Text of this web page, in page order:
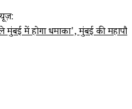
मुंबई की महापौर रितु तावड़े